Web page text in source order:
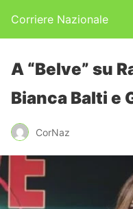
Corriere Nazionale
A “Belve” su
Bianca Balti e
CorNaz